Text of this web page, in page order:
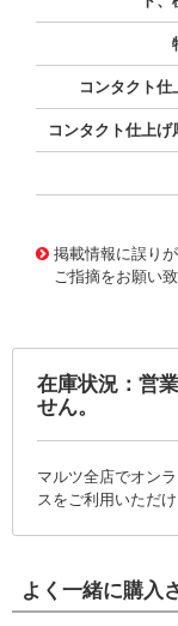
コンタクト仕
コンタクト仕上げ
掲載情報に誤り
ご指摘をお願い致
在庫状況：営
せん。
マルツ全店でオン
スをご利用いただけ
よく一緒に購入